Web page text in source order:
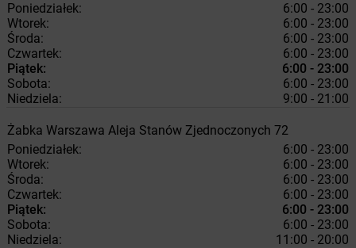
Poniedziałek:
6:00 - 23:00
Wtorek:
6:00 - 23:00
Środa:
6:00 - 23:00
Czwartek:
6:00 - 23:00
Piątek:
6:00 - 23:00
Sobota:
6:00 - 23:00
Niedziela:
9:00 - 21:00
Żabka Warszawa Aleja Stanów Zjednoczonych 72
Poniedziałek:
6:00 - 23:00
Wtorek:
6:00 - 23:00
Środa:
6:00 - 23:00
Czwartek:
6:00 - 23:00
Piątek:
6:00 - 23:00
Sobota:
6:00 - 23:00
Niedziela:
11:00 - 20:00